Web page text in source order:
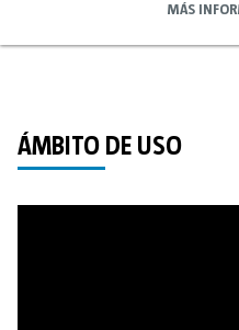
MÁS
ÁMBITO DE USO